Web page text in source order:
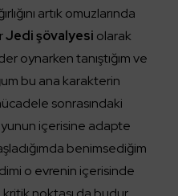
artık omuzlarında
Jedi şövalyesi olarak
oynarken tanıştığım ve
bu ana karakterin
sonrasındaki
içerisine adapte
benimsediğim
o evrenin içerisinde